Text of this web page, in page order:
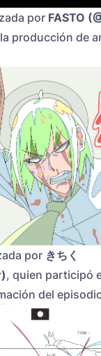
por FASTO
producción de
por きちく
, quien participó
del